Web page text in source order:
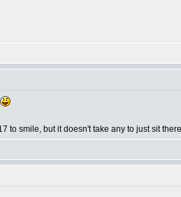
to smile, but it doesn't take any to just sit